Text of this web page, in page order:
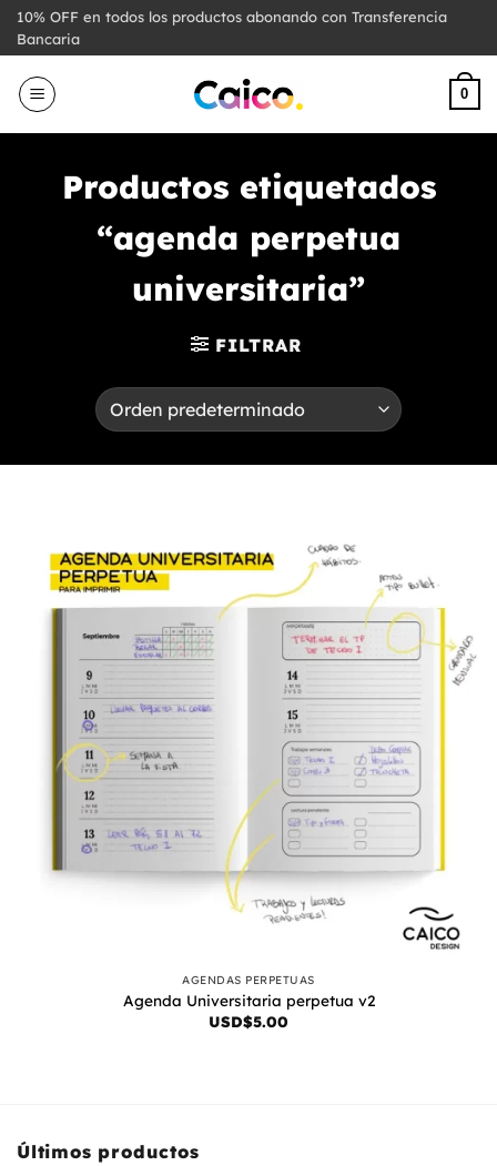
Saltar
10% OFF en todos los productos abonando con Transferencia
Bancaria
0
Productos etiquetados
“agenda perpetua
universitaria”
FILTRAR
AGENDAS PERPETUAS
Agenda Universitaria perpetua v2
USD$5.00
Últimos productos